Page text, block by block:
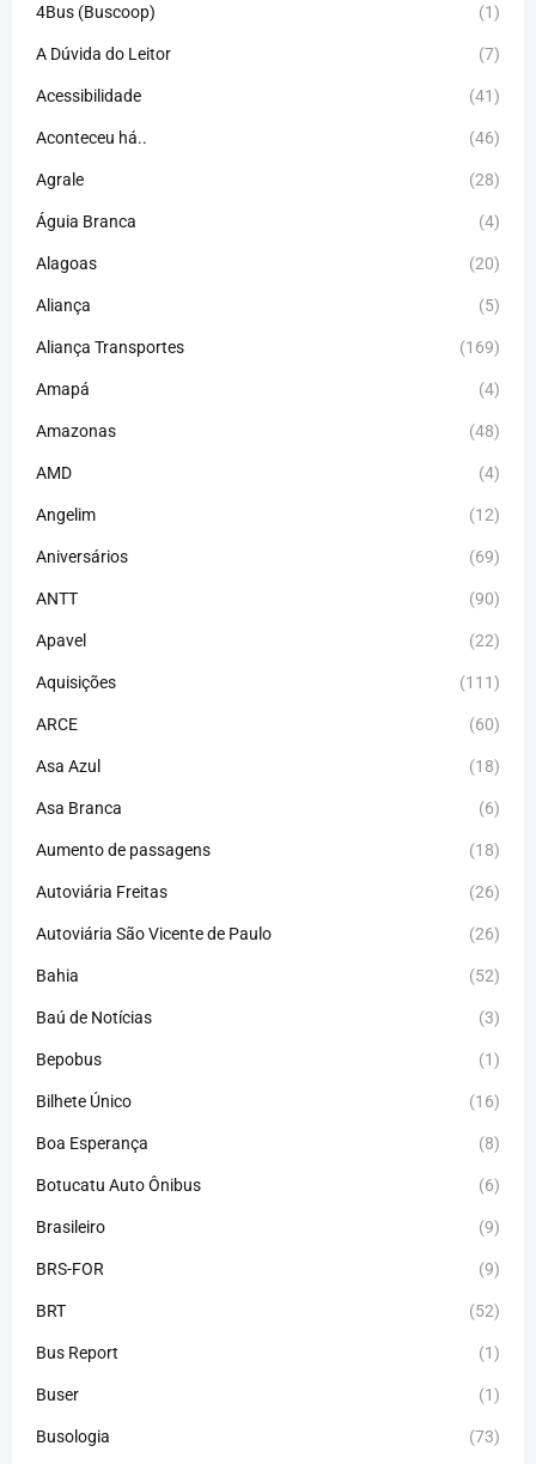
4Bus (Buscoop) (1)
A Dúvida do Leitor (7)
Acessibilidade (41)
Aconteceu há.. (46)
Agrale (28)
Águia Branca (4)
Alagoas (20)
Aliança (5)
Aliança Transportes (169)
Amapá (4)
Amazonas (48)
AMD (4)
Angelim (12)
Aniversários (69)
ANTT (90)
Apavel (22)
Aquisições (111)
ARCE (60)
Asa Azul (18)
Asa Branca (6)
Aumento de passagens (18)
Autoviária Freitas (26)
Autoviária São Vicente de Paulo (26)
Bahia (52)
Baú de Notícias (3)
Bepobus (1)
Bilhete Único (16)
Boa Esperança (8)
Botucatu Auto Ônibus (6)
Brasileiro (9)
BRS-FOR (9)
BRT (52)
Bus Report (1)
Buser (1)
Busologia (73)